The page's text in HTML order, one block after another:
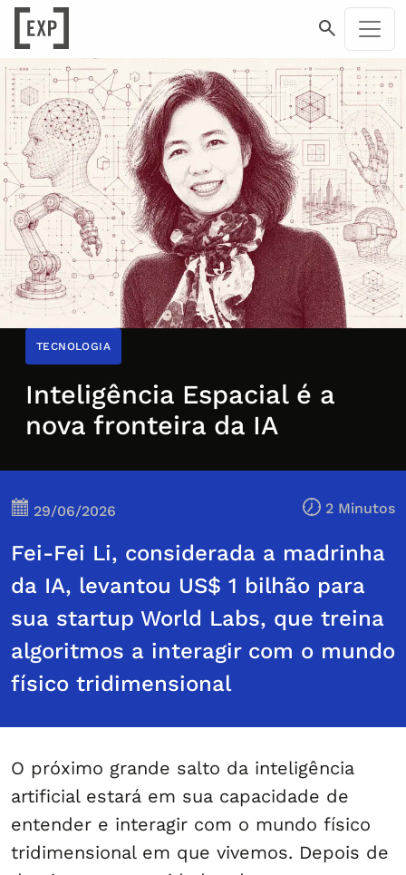
TECNOLOGIA
Inteligência Espacial é a
nova fronteira da IA
29/06/2026 2 Minutos
Fei-Fei Li, considerada a madrinha
da IA, levantou US$ 1 bilhão para
sua startup World Labs, que treina
algoritmos a interagir com o mundo
físico tridimensional
O próximo grande salto da inteligência
artificial estará em sua capacidade de
entender e interagir com o mundo físico
tridimensional em que vivemos. Depois de